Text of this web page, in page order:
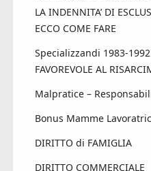
LA INDENNITA’ DI
ECCO COME FARE
Specializzandi 1983-1992
FAVOREVOLE AL
Malpratice –
Bonus Mamme
DIRITTO di FAMIGLIA
DIRITTO COMMERCIALE